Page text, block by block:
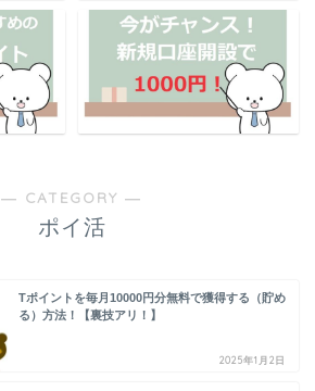
― CATEGORY ―
ポイ活
Tポイントを毎月10000円分無料で獲得する（貯め
る）方法！【裏技アリ！】
2025年1月2日